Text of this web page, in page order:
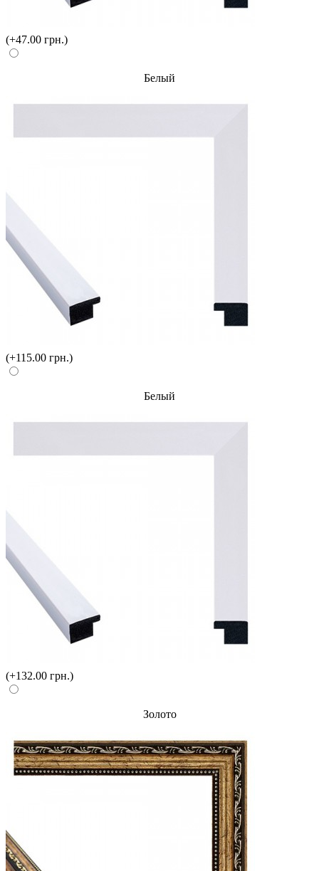
(+47.00 грн.)
Белый
(+115.00 грн.)
Белый
(+132.00 грн.)
Золото